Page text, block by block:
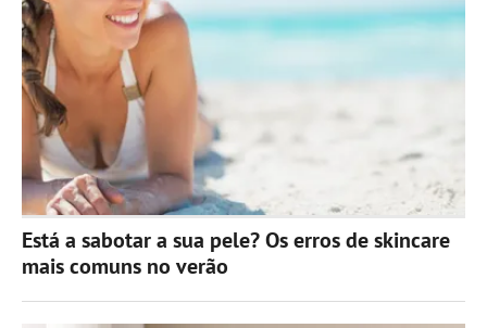
Está a sabotar a sua pele? Os erros de skincare
mais comuns no verão